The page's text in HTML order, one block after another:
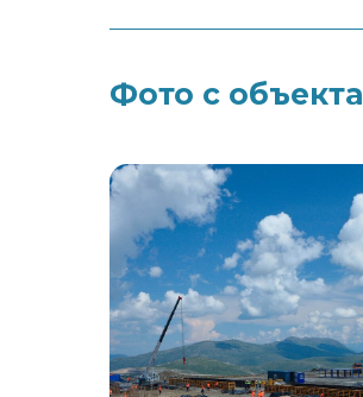
Фото с объекта